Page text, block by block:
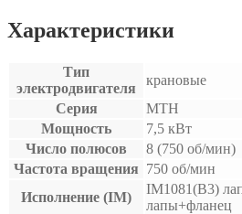
Характеристики
Тип
электродвигателя
крановые
Серия
MTH
Мощность
7,5 кВт
Число полюсов
8 (750 об/мин)
Частота вращения 750 об/мин
Исполнение (IM)
IM1081(B3)
лапы+фланец